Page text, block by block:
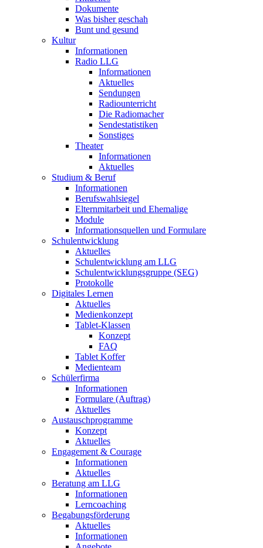
Dokumente
Was bisher geschah
Bunt und gesund
Kultur
Informationen
Radio LLG
Informationen
Aktuelles
Sendungen
Radiounterricht
Die Radiomacher
Sendestatistiken
Sonstiges
Theater
Informationen
Aktuelles
Studium & Beruf
Informationen
Berufswahlsiegel
Elternmitarbeit und Ehemalige
Module
Informationsquellen und Formulare
Schulentwicklung
Aktuelles
Schulentwicklung am LLG
Schulentwicklungsgruppe (SEG)
Protokolle
Digitales Lernen
Aktuelles
Medienkonzept
Tablet-Klassen
Konzept
FAQ
Tablet Koffer
Medienteam
Schülerfirma
Informationen
Formulare (Auftrag)
Aktuelles
Austauschprogramme
Konzept
Aktuelles
Engagement & Courage
Informationen
Aktuelles
Beratung am LLG
Informationen
Lerncoaching
Begabungsförderung
Aktuelles
Informationen